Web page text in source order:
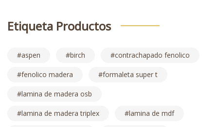
Etiqueta Productos
aspen birch contrachapado fenolico
fenolico madera formaleta super t
lamina de madera osb
lamina de madera triplex lamina de mdf